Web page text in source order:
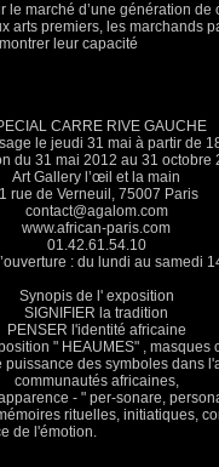
le marché d’une génération
arts premiers, les marchands
leur capacité
CARRE RIVE GAUCHE
le jeudi 31 mai à partir de
du 31 mai 2012 au 31 octobre
Art Gallery l’œil et la main
rue de Verneuil, 75007 Paris
contact@agalom.com
www.african-paris.com
01.42.61.54.10
: du lundi au samedi
Synopis de l' exposition
SIGNIFIER la tradition
PENSER l'identité africaine
" HEAUMES" , masques
puissance des symboles dans
communautés africaines,
- " per-sonare,
rituelles, initiatiques,
au service de